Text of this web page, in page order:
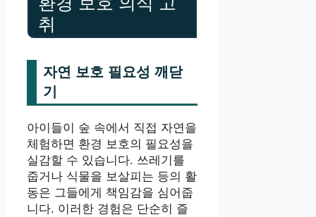
취
자연 보호 필요성 깨닫
기
아이들이 숲 속에서 직접 자연을
체험하면 환경 보호의 필요성을
실감할 수 있습니다. 쓰레기를
줍거나 식물을 보살피는 등의 활
동은 그들에게 책임감을 심어줍
니다. 이러한 경험은 단순히 즐